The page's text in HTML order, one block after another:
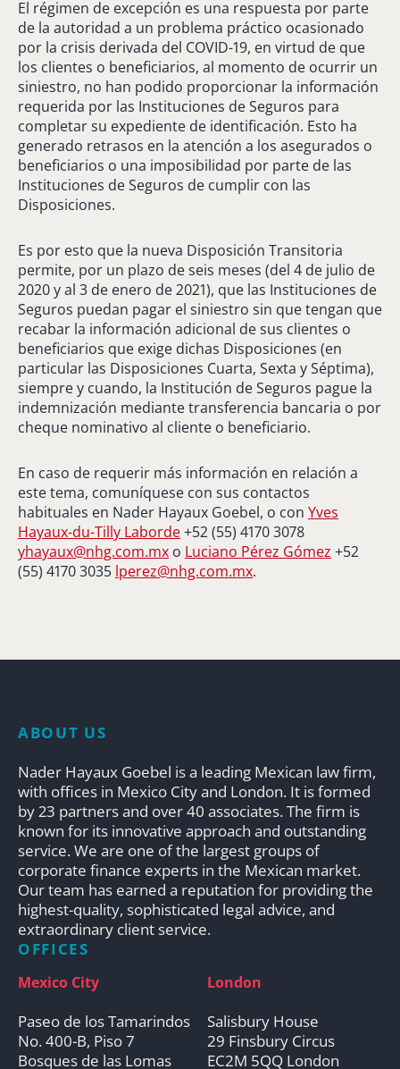
El régimen de excepción es una respuesta por parte
de la autoridad a un problema práctico ocasionado
por la crisis derivada del COVID-19, en virtud de que
los clientes o beneficiarios, al momento de ocurrir un
siniestro, no han podido proporcionar la información
requerida por las Instituciones de Seguros para
completar su expediente de identificación. Esto ha
generado retrasos en la atención a los asegurados o
beneficiarios o una imposibilidad por parte de las
Instituciones de Seguros de cumplir con las
Disposiciones.
Es por esto que la nueva Disposición Transitoria
permite, por un plazo de seis meses (del 4 de julio de
2020 y al 3 de enero de 2021), que las Instituciones de
Seguros puedan pagar el siniestro sin que tengan que
recabar la información adicional de sus clientes o
beneficiarios que exige dichas Disposiciones (en
particular las Disposiciones Cuarta, Sexta y Séptima),
siempre y cuando, la Institución de Seguros pague la
indemnización mediante transferencia bancaria o por
cheque nominativo al cliente o beneficiario.
En caso de requerir más información en relación a
este tema, comuníquese con sus contactos
habituales en Nader Hayaux Goebel, o con Yves
Hayaux-du-Tilly Laborde+52 (55) 4170 3078
yhayaux@nhg.com.mx o Luciano Pérez Gómez +52
(55) 4170 3035 lperez@nhg.com.mx.
ABOUT US
Nader Hayaux Goebel is a leading Mexican law firm,
with offices in Mexico City and London. It is formed
by 23 partners and over 40 associates. The firm is
known for its innovative approach and outstanding
service. We are one of the largest groups of
corporate finance experts in the Mexican market.
Our team has earned a reputation for providing the
highest-quality, sophisticated legal advice, and
extraordinary client service.
OFFICES
Mexico City
Paseo de los Tamarindos
No. 400-B, Piso 7
Bosques de las Lomas
London
Salisbury House
29 Finsbury Circus
EC2M 5QQ London